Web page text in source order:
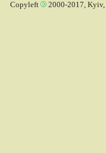
Copyleft 2000-2017, Kyiv,